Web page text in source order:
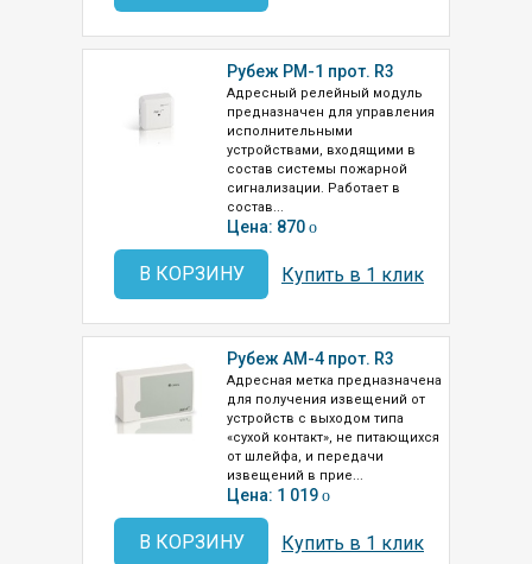
Рубеж РМ-1 прот. R3
Адресный релейный модуль
предназначен для управления
исполнительными
устройствами, входящими в
состав системы пожарной
сигнализации. Работает в
состав...
Цена: 870 o
В КОРЗИНУ Купить в 1 клик
Рубеж АМ-4 прот. R3
Адресная метка предназначена
для получения извещений от
устройств с выходом типа
«сухой контакт», не питающихся
от шлейфа, и передачи
извещений в прие...
Цена: 1 019 o
В КОРЗИНУ Купить в 1 клик